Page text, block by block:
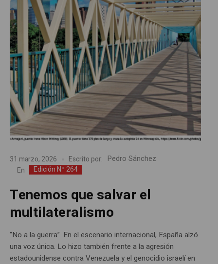
31 marzo, 2026 Escrito por: Pedro Sánchez
En Edición Nº 264
Tenemos que salvar el
multilateralismo
“No a la guerra”. En el escenario internacional, España alzó
una voz única. Lo hizo también frente a la agresión
estadounidense contra Venezuela y el genocidio israelí en